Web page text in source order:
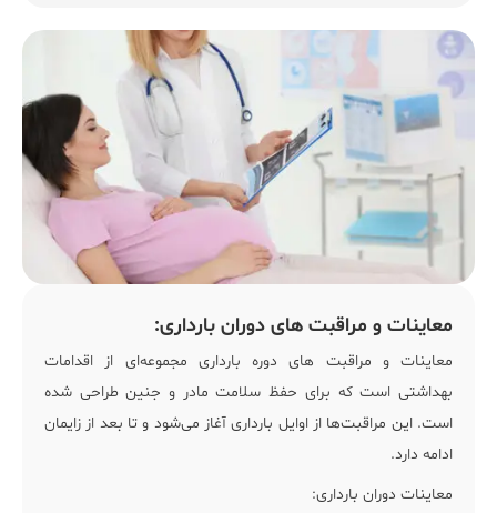
معاینات و مراقبت های دوران بارداری:
معاینات و مراقبت های دوره بارداری مجموعه‌ای از اقدامات
بهداشتی است که برای حفظ سلامت مادر و جنین طراحی شده
است. این مراقبت‌ها از اوایل بارداری آغاز می‌شود و تا بعد از زایمان
ادامه دارد.
معاینات دوران بارداری: